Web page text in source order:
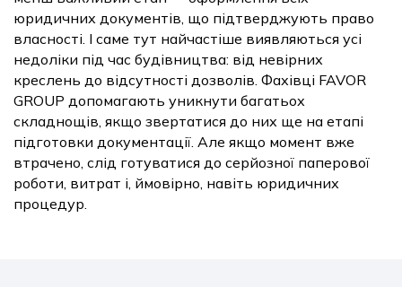
юридичних документів, що підтверджують право
власності. І саме тут найчастіше виявляються усі
недоліки під час будівництва: від невірних
креслень до відсутності дозволів. Фахівці FAVOR
GROUP допомагають уникнути багатьох
складнощів, якщо звертатися до них ще на етапі
підготовки документації. Але якщо момент вже
втрачено, слід готуватися до серйозної паперової
роботи, витрат і, ймовірно, навіть юридичних
процедур.